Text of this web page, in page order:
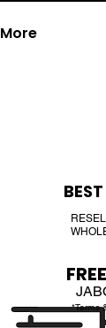
More
*Terms